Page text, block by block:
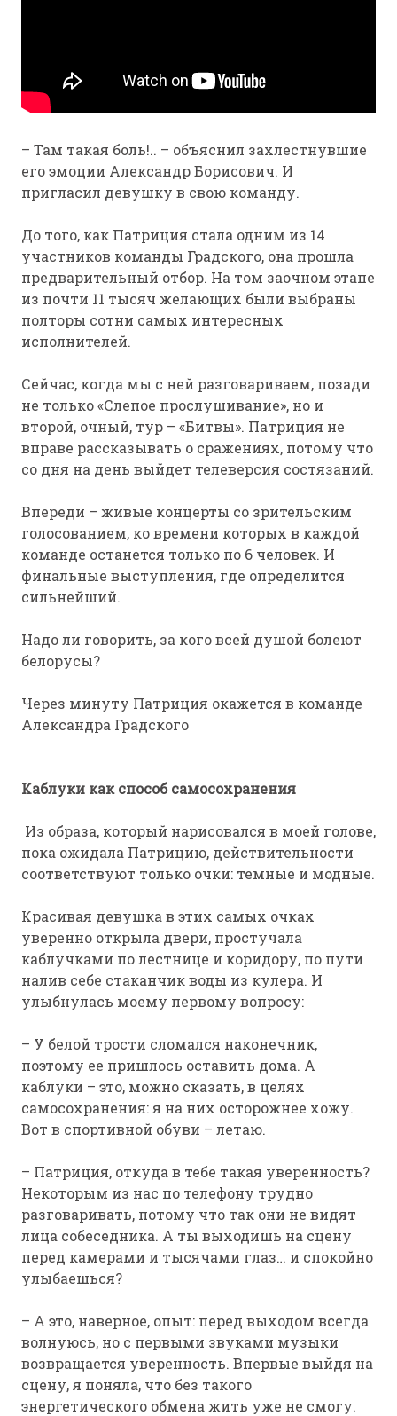
– Там такая боль!.. – объяснил захлестнувшие
его эмоции Александр Борисович. И
пригласил девушку в свою команду.
До того, как Патриция стала одним из 14
участников команды Градского, она прошла
предварительный отбор. На том заочном этапе
из почти 11 тысяч желающих были выбраны
полторы сотни самых интересных
исполнителей.
Сейчас, когда мы с ней разговариваем, позади
не только «Слепое прослушивание», но и
второй, очный, тур – «Битвы». Патриция не
вправе рассказывать о сражениях, потому что
со дня на день выйдет телеверсия состязаний.
Впереди – живые концерты со зрительским
голосованием, ко времени которых в каждой
команде останется только по 6 человек. И
финальные выступления, где определится
сильнейший.
Надо ли говорить, за кого всей душой болеют
белорусы?
Через минуту Патриция окажется в команде
Александра Градского
Каблуки как способ самосохранения
Из образа, который нарисовался в моей голове,
пока ожидала Патрицию, действительности
соответствуют только очки: темные и модные.
Красивая девушка в этих самых очках
уверенно открыла двери, простучала
каблучками по лестнице и коридору, по пути
налив себе стаканчик воды из кулера. И
улыбнулась моему первому вопросу:
– У белой трости сломался наконечник,
поэтому ее пришлось оставить дома. А
каблуки – это, можно сказать, в целях
самосохранения: я на них осторожнее хожу.
Вот в спортивной обуви – летаю.
– Патриция, откуда в тебе такая уверенность?
Некоторым из нас по телефону трудно
разговаривать, потому что так они не видят
лица собеседника. А ты выходишь на сцену
перед камерами и тысячами глаз… и спокойно
улыбаешься?
– А это, наверное, опыт: перед выходом всегда
волнуюсь, но с первыми звуками музыки
возвращается уверенность. Впервые выйдя на
сцену, я поняла, что без такого
энергетического обмена жить уже не смогу.